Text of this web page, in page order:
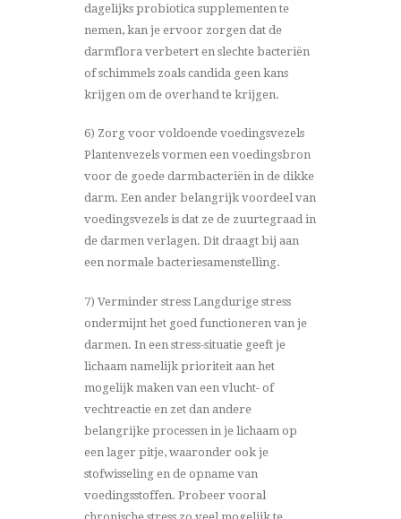
dagelijks probiotica supplementen te
nemen, kan je ervoor zorgen dat de
darmflora verbetert en slechte bacteriën
of schimmels zoals candida geen kans
krijgen om de overhand te krijgen.
6) Zorg voor voldoende voedingsvezels
Plantenvezels vormen een voedingsbron
voor de goede darmbacteriën in de dikke
darm. Een ander belangrijk voordeel van
voedingsvezels is dat ze de zuurtegraad in
de darmen verlagen. Dit draagt bij aan
een normale bacteriesamenstelling.
7) Verminder stress Langdurige stress
ondermijnt het goed functioneren van je
darmen. In een stress-situatie geeft je
lichaam namelijk prioriteit aan het
mogelijk maken van een vlucht- of
vechtreactie en zet dan andere
belangrijke processen in je lichaam op
een lager pitje, waaronder ook je
stofwisseling en de opname van
voedingsstoffen. Probeer vooral